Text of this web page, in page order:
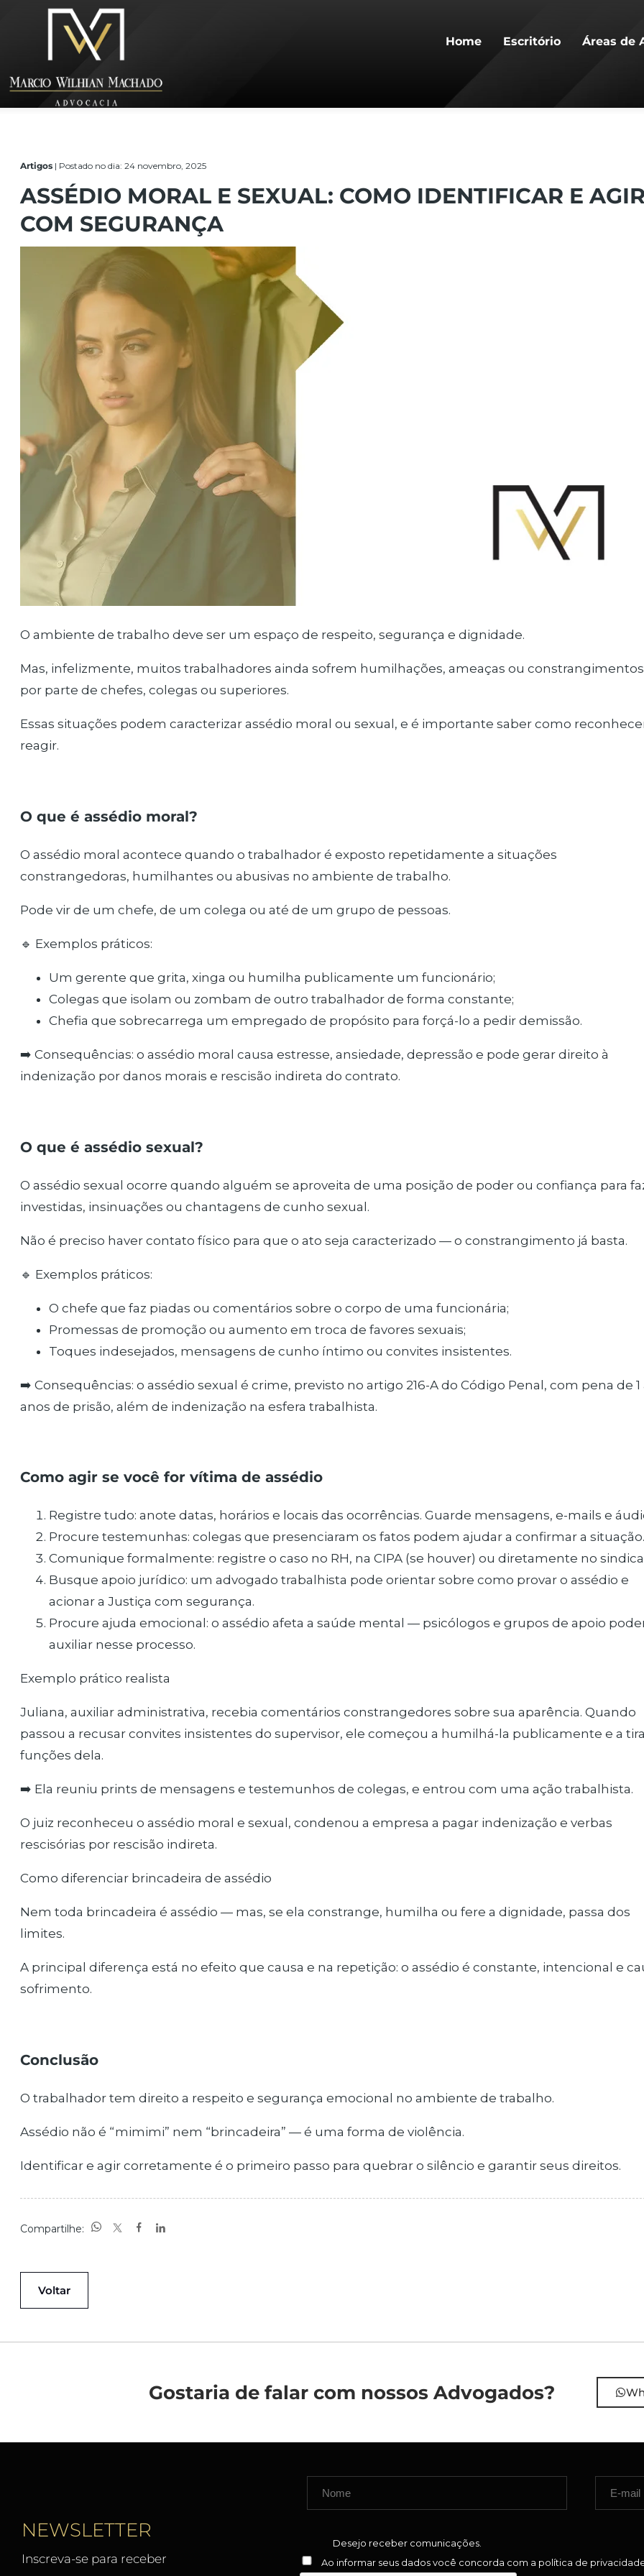
Home Escritório Áreas de
Artigos| Postado no dia: 24 novembro, 2025
ASSÉDIO MORAL E SEXUAL: COMO IDENTIFICAR E
COM SEGURANÇA
O ambiente de trabalho deve ser um espaço de respeito, segurança e dignidade.
Mas, infelizmente, muitos trabalhadores ainda sofrem humilhações, ameaças ou constrangimentos
por parte de chefes, colegas ou superiores.
Essas situações podem caracterizar assédio moral ou sexual, e é importante saber como
reagir.
O que é assédio moral?
O assédio moral acontece quando o trabalhador é exposto repetidamente a situações
constrangedoras, humilhantes ou abusivas no ambiente de trabalho.
Pode vir de um chefe, de um colega ou até de um grupo de pessoas.
🔹 Exemplos práticos:
Um gerente que grita, xinga ou humilha publicamente um funcionário;
Colegas que isolam ou zombam de outro trabalhador de forma constante;
Chefia que sobrecarrega um empregado de propósito para forçá-lo a pedir demissão.
➡️ Consequências: o assédio moral causa estresse, ansiedade, depressão e pode gerar direito à
indenização por danos morais e rescisão indireta do contrato.
O que é assédio sexual?
O assédio sexual ocorre quando alguém se aproveita de uma posição de poder ou confiança para
investidas, insinuações ou chantagens de cunho sexual.
Não é preciso haver contato físico para que o ato seja caracterizado — o constrangimento já basta.
🔹 Exemplos práticos:
O chefe que faz piadas ou comentários sobre o corpo de uma funcionária;
Promessas de promoção ou aumento em troca de favores sexuais;
Toques indesejados, mensagens de cunho íntimo ou convites insistentes.
➡️ Consequências: o assédio sexual é crime, previsto no artigo 216-A do Código Penal, com pena de 1
anos de prisão, além de indenização na esfera trabalhista.
Como agir se você for vítima de assédio
Registre tudo: anote datas, horários e locais das ocorrências. Guarde mensagens, e-mails e
Procure testemunhas: colegas que presenciaram os fatos podem ajudar a confirmar a situação.
Comunique formalmente: registre o caso no RH, na CIPA (se houver) ou diretamente no
Busque apoio jurídico: um advogado trabalhista pode orientar sobre como provar o assédio e
acionar a Justiça com segurança.
Procure ajuda emocional: o assédio afeta a saúde mental — psicólogos e grupos de apoio
auxiliar nesse processo.
Exemplo prático realista
Juliana, auxiliar administrativa, recebia comentários constrangedores sobre sua aparência. Quando
passou a recusar convites insistentes do supervisor, ele começou a humilhá-la publicamente e a
funções dela.
➡️ Ela reuniu prints de mensagens e testemunhos de colegas, e entrou com uma ação trabalhista.
O juiz reconheceu o assédio moral e sexual, condenou a empresa a pagar indenização e verbas
rescisórias por rescisão indireta.
Como diferenciar brincadeira de assédio
Nem toda brincadeira é assédio — mas, se ela constrange, humilha ou fere a dignidade, passa dos
limites.
A principal diferença está no efeito que causa e na repetição: o assédio é constante, intencional e
sofrimento.
Conclusão
O trabalhador tem direito a respeito e segurança emocional no ambiente de trabalho.
Assédio não é “mimimi” nem “brincadeira” — é uma forma de violência.
Identificar e agir corretamente é o primeiro passo para quebrar o silêncio e garantir seus direitos.
Compartilhe:
Voltar
Gostaria de falar com nossos Advogados?
NEWSLETTER
Inscreva-se para receber
Desejo receber comunicações.
Ao informar seus dados você concorda com a política de